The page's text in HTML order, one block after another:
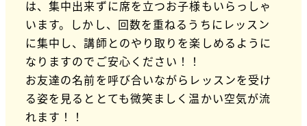
は、集中出来ずに席を立つお子様もいらっしゃ
います。しかし、回数を重ねるうちにレッスン
に集中し、講師とのやり取りを楽しめるように
なりますのでご安心ください！！
お友達の名前を呼び合いながらレッスンを受け
る姿を見るととても微笑ましく温かい空気が流
れます！！